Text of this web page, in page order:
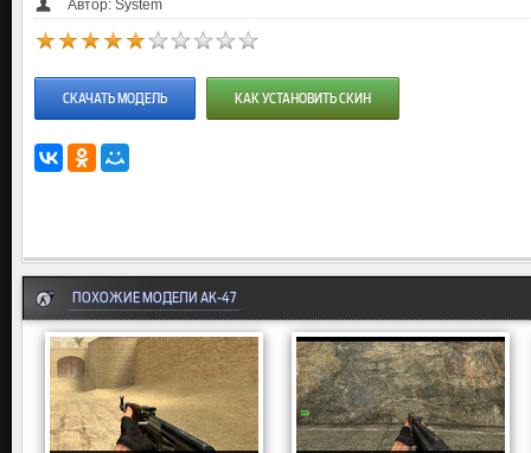
Автор: System
СКАЧАТЬ МОДЕЛЬ КАК УСТАНОВИТЬ СКИН
ПОХОЖИЕ МОДЕЛИ AK-47